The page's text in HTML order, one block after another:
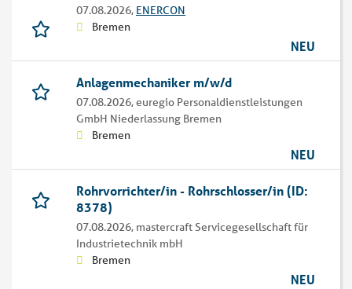
07.08.2026, ENERCON
Bremen
NEU
Anlagenmechaniker m/w/d
07.08.2026,euregio Personaldienstleistungen
GmbH Niederlassung Bremen
Bremen
NEU
Rohrvorrichter/in - Rohrschlosser/in (ID:
8378)
07.08.2026, mastercraft Servicegesellschaft für
Industrietechnik mbH
Bremen
NEU